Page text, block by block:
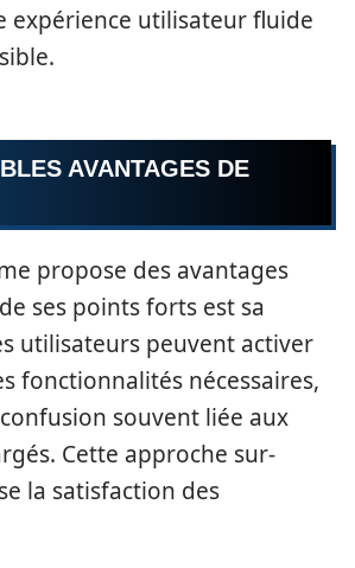
expérience utilisateur fluide
AVANTAGES DE
propose des avantages
ses points forts est sa
utilisateurs peuvent activer
fonctionnalités nécessaires,
souvent liée aux
Cette approche sur-
la satisfaction des